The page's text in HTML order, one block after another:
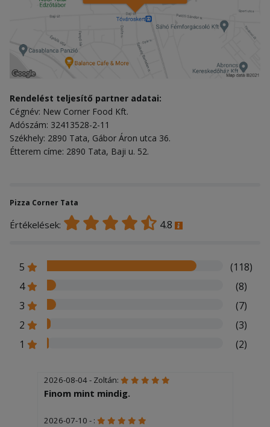
Rendelést teljesítő partner adatai:
Cégnév: New Corner Food Kft.
Adószám: 32413528-2-11
Székhely: 2890 Tata, Gábor Áron utca 36.
Étterem címe: 2890 Tata, Baji u. 52.
Pizza Corner Tata
Értékelések: 4.8
5
(118)
4
(8)
3
(7)
2
(3)
1
(2)
2026-08-04 - Zoltán:
Finom mint mindig.
2026-07-10 - :